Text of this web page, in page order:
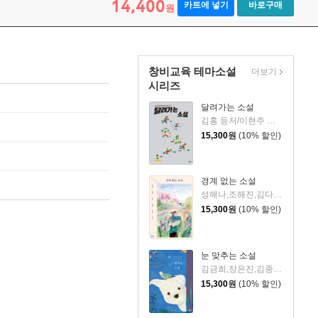
14,400원 카트에 넣기 바로구매
창비교육 테마소설
시리즈
달려가는 소설
김홍 등저/이현주 등편
15,300원 (10% 할인)
경계 없는 소설
성해나,조해진,김다은,전춘화,김이환,한소은 저/ 오세호 외5인 등편
15,300원 (10% 할인)
눈 맞추는 소설
김금희,장은진,김종광,서이제,임선우,황정은,천선란 저/ 김선산,김형태,성보혜,이혜연 엮
15,300원 (10% 할인)
더보기